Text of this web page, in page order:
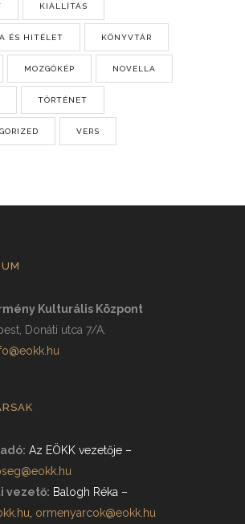
KIÁLLÍTÁS
ÉS HITÉLET KÖNYVTÁR
MOZGÓKÉP NOVELLA
TÖRTÉNET
VERS
Kulturális Központ
Donáti utca 7/A.
Az EÖKK vezetője –
vezető: Balogh Réka –
ormenyarcok@eokk.hu